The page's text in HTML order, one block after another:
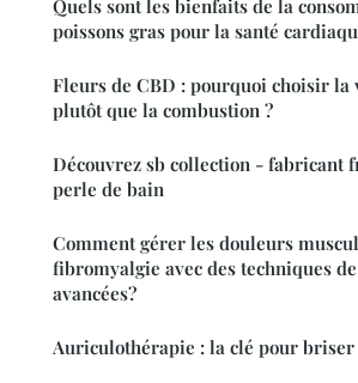
Quels sont les bienfaits de la
poissons gras pour la santé
Fleurs de CBD : pourquoi choisir la
plutôt que la combustion ?
Découvrez sb collection - fabricant
perle de bain
Comment gérer les douleurs
fibromyalgie avec des techniques
avancées?
Auriculothérapie : la clé pour briser